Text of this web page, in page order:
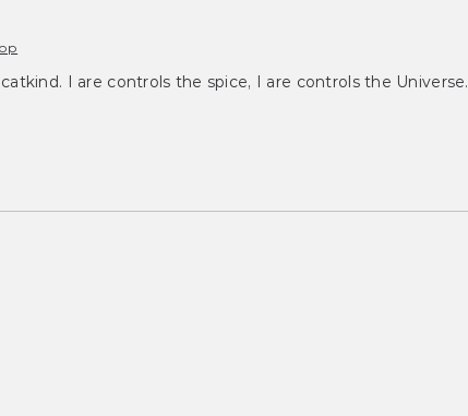
I are controls the spice, I are controls the Universe.